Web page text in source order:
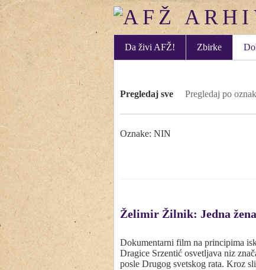
Da živi AFŽ! Zbirke
Pregledaj sve Pregledaj po
Oznake: NIN
Želimir Žilnik: Jedna
Dokumentarni film na principima
Dragice Srzentić osvetljava niz
posle Drugog svetskog rata. Kroz